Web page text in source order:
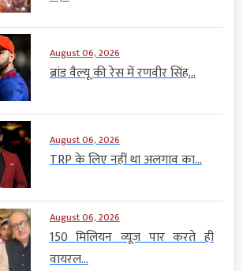
August 06, 2026
ब्रांड वैल्यू की रेस में रणवीर सिंह...
August 06, 2026
TRP के लिए नहीं था अलगाव का...
August 06, 2026
150 मिलियन व्यूज पार करते ही
वायरल...